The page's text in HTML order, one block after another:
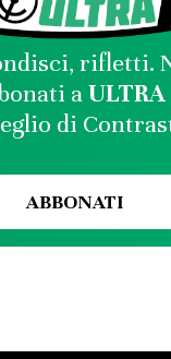
rifletti.
aULTRA
di
ABBONATI